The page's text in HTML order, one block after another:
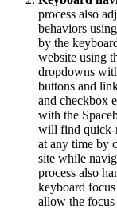
process also
behaviors
by the
website using
dropdowns
buttons and
and checkbox
with the
will find quick-
at any time by
site while
process also
keyboard
allow the